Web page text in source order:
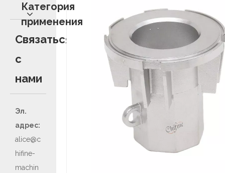
Категория
применения
Связаться
с
нами
Эл.
адрес:
alice@c
hifine-
machin